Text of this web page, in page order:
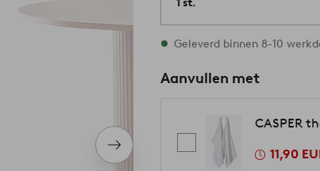
Volgend
item
1 st.
Op voorraad
Geleverd binnen 8-10
Aanvullen met
CASPER
11,90